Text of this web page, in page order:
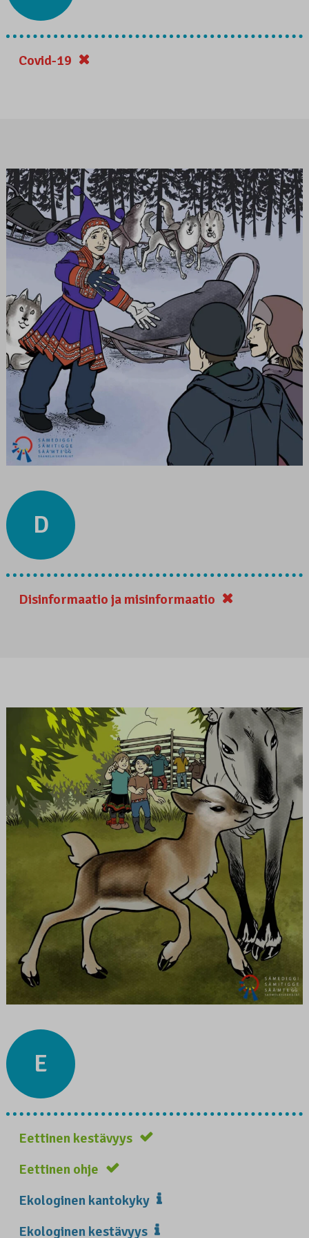
Covid-19
D
Disinformaatio ja misinformaatio
E
Eettinen kestävyys
Eettinen ohje
Ekologinen kantokyky
Ekologinen kestävyys